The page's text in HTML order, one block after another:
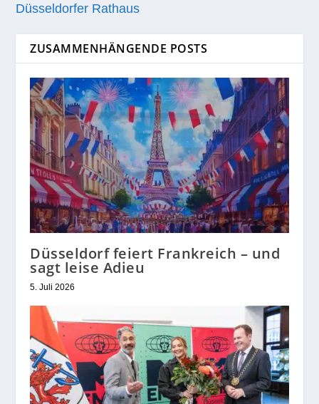
Düsseldorfer Rathaus
ZUSAMMENHÄNGENDE POSTS
Düsseldorf feiert Frankreich – und
sagt leise Adieu
5. Juli 2026